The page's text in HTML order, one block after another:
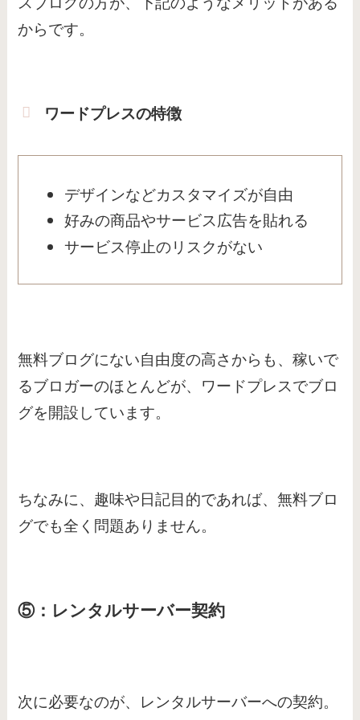
からです。
ワードプレスの特徴
デザインなどカスタマイズが自由
好みの商品やサービス広告を貼れる
サービス停止のリスクがない
無料ブログにない自由度の高さからも、稼いで
るブロガーのほとんどが、ワードプレスでブロ
グを開設しています。
ちなみに、趣味や日記目的であれば、無料ブロ
グでも全く問題ありません。
⑤：レンタルサーバー契約
次に必要なのが、レンタルサーバーへの契約。